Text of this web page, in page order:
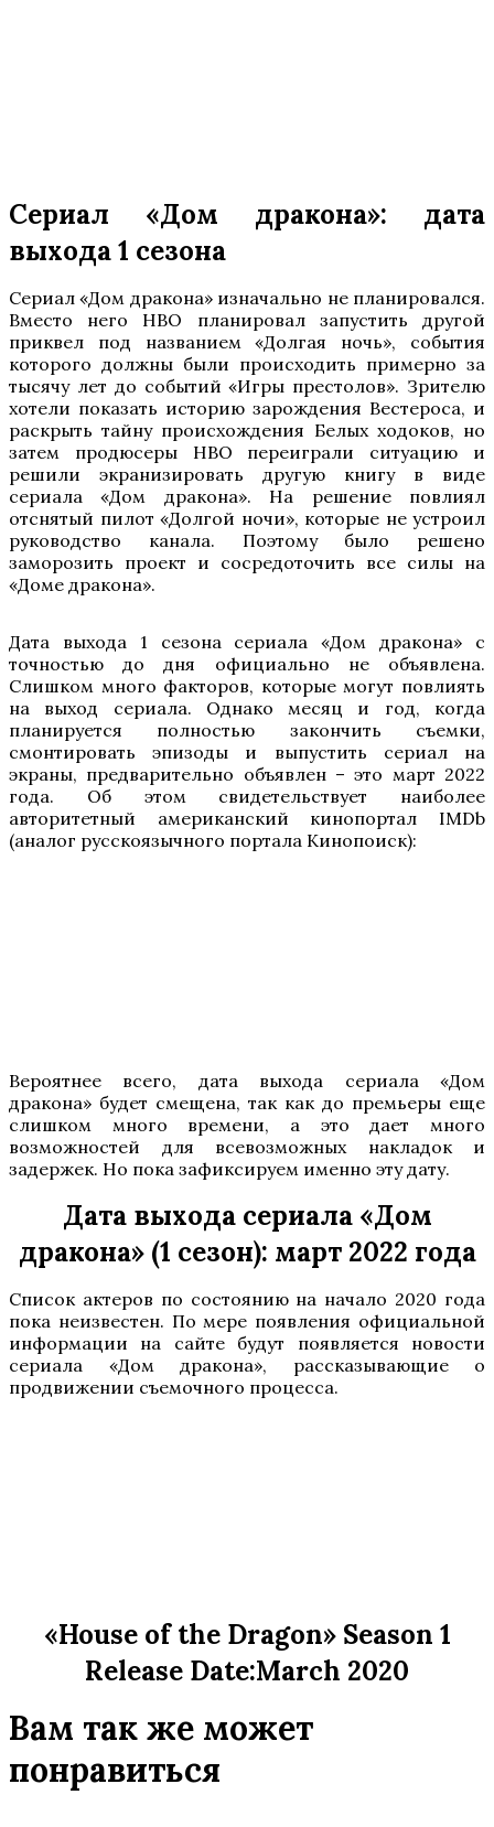
Сериал «Дом дракона»: дата
выхода 1 сезона
Сериал «Дом дракона» изначально не планировался.
Вместо него HBO планировал запустить другой
приквел под названием «Долгая ночь», события
которого должны были происходить примерно за
тысячу лет до событий «Игры престолов». Зрителю
хотели показать историю зарождения Вестероса, и
раскрыть тайну происхождения Белых ходоков, но
затем продюсеры HBO переиграли ситуацию и
решили экранизировать другую книгу в виде
сериала «Дом дракона». На решение повлиял
отснятый пилот «Долгой ночи», которые не устроил
руководство канала. Поэтому было решено
заморозить проект и сосредоточить все силы на
«Доме дракона».
Дата выхода 1 сезона сериала «Дом дракона» с
точностью до дня официально не объявлена.
Слишком много факторов, которые могут повлиять
на выход сериала. Однако месяц и год, когда
планируется полностью закончить съемки,
смонтировать эпизоды и выпустить сериал на
экраны, предварительно объявлен – это март 2022
года. Об этом свидетельствует наиболее
авторитетный американский кинопортал IMDb
(аналог русскоязычного портала Кинопоиск):
Вероятнее всего, дата выхода сериала «Дом
дракона» будет смещена, так как до премьеры еще
слишком много времени, а это дает много
возможностей для всевозможных накладок и
задержек. Но пока зафиксируем именно эту дату.
Дата выхода сериала «Дом
дракона» (1 сезон): март 2022 года
Список актеров по состоянию на начало 2020 года
пока неизвестен. По мере появления официальной
информации на сайте будут появляется новости
сериала «Дом дракона», рассказывающие о
продвижении съемочного процесса.
«House of the Dragon» Season 1
Release Date:March 2020
Вам так же может
понравиться